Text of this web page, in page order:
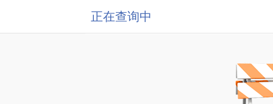
正在查询中